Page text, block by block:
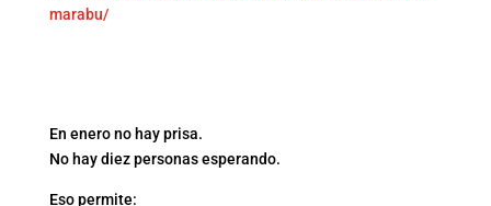
marabu/
En enero no hay prisa.
No hay diez personas esperando.
Eso permite: